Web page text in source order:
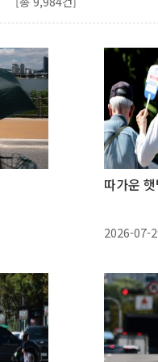
따가운
2026-07-